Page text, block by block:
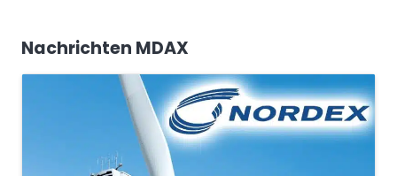
Nachrichten MDAX